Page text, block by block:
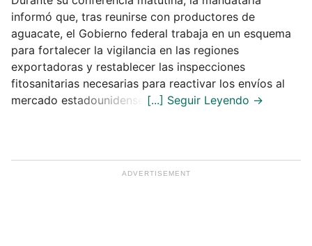
informó que, tras reunirse con productores de
aguacate, el Gobierno federal trabaja en un esquema
para fortalecer la vigilancia en las regiones
exportadoras y restablecer las inspecciones
fitosanitarias necesarias para reactivar los envíos al
mercado estadounidense.